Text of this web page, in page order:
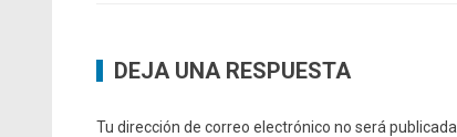
DEJA UNA RESPUESTA
Tu dirección de correo electrónico no será publicada.